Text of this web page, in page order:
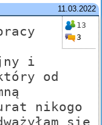
11.03.2022
13
3
i
od
nikogo
się